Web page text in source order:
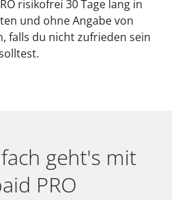
risikofrei 30 Tage lang in
und ohne Angabe von
falls du nicht zufrieden sein
geht's mit
PRO